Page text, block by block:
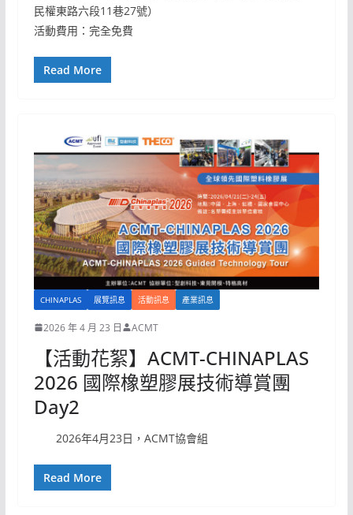
民權東路六段11巷27號）
活動費用：完全免費
Read More
CHINAPLAS 展覽訊息 活動訊息 產業訊息
2026 年 4 月 23 日 ACMT
【活動花絮】ACMT-CHINAPLAS
2026 國際橡塑膠展技術導賞團
Day2
2026年4月23日，ACMT協會組
Read More